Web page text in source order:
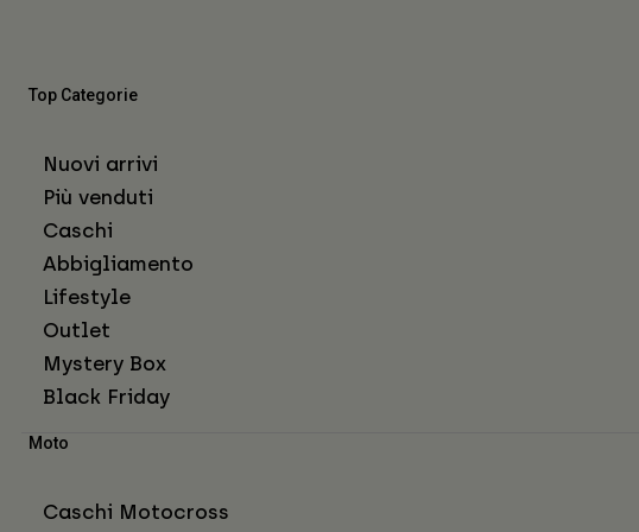
Top Categorie
Nuovi arrivi
Più venduti
Caschi
Abbigliamento
Lifestyle
Outlet
Mystery Box
Black Friday
Moto
Caschi Motocross